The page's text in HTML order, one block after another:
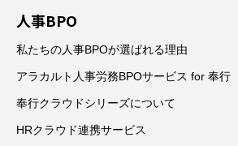
人事BPO
私たちの人事BPOが選ばれる理由
アラカルト人事労務BPOサービス for 奉行
奉行クラウドシリーズについて
HRクラウド連携サービス